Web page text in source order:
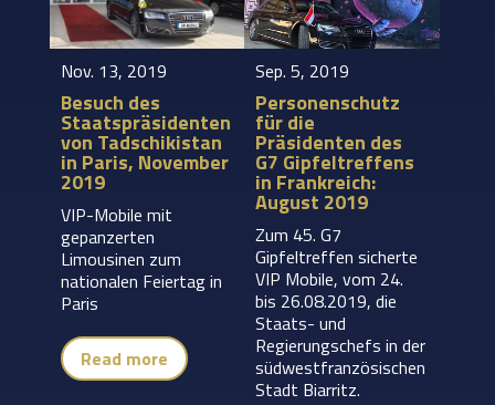
Nov. 13, 2019
Besuch des
Staatspräsidenten
von Tadschikistan
in Paris, November
2019
VIP-Mobile mit
gepanzerten
Limousinen zum
nationalen Feiertag in
Paris
Read more
Sep. 5, 2019
Personenschutz
für die
Präsidenten des
G7 Gipfeltreffens
in Frankreich:
August 2019
Zum 45. G7
Gipfeltreffen sicherte
VIP Mobile, vom 24.
bis 26.08.2019, die
Staats- und
Regierungschefs in der
südwestfranzösischen
Stadt Biarritz.